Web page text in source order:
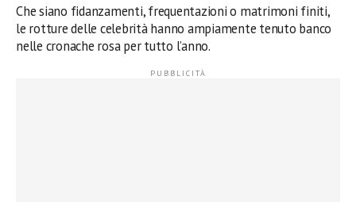
Che siano fidanzamenti, frequentazioni o matrimoni finiti,
le rotture delle celebrità hanno ampiamente tenuto banco
nelle cronache rosa per tutto l’anno.